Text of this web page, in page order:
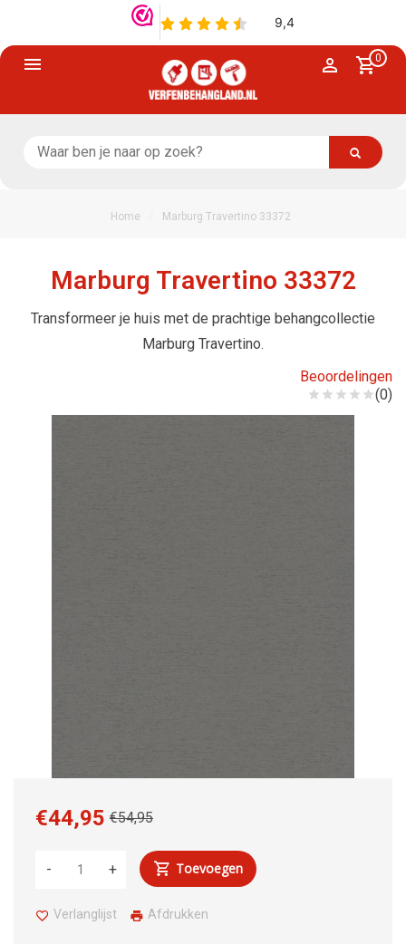
0
Home Marburg Travertino 33372
Marburg Travertino 33372
Transformeer je huis met de prachtige behangcollectie
Marburg Travertino.
Beoordelingen
(0)
€54,95
€44,95
+
- Toevoegen
Verlanglijst Afdrukken